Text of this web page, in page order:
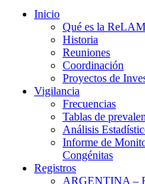
Inicio
Qué es la
Historia
Reuniones
Coordinación
Proyectos de
Vigilancia
Frecuencias
Tablas de
Análisis
Informe de
Congénitas
Registros
ARGENTINA –